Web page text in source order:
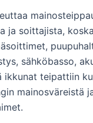
ja soittajista,
sähköbasso,
ikkunat teipattiin
mainosväreistä